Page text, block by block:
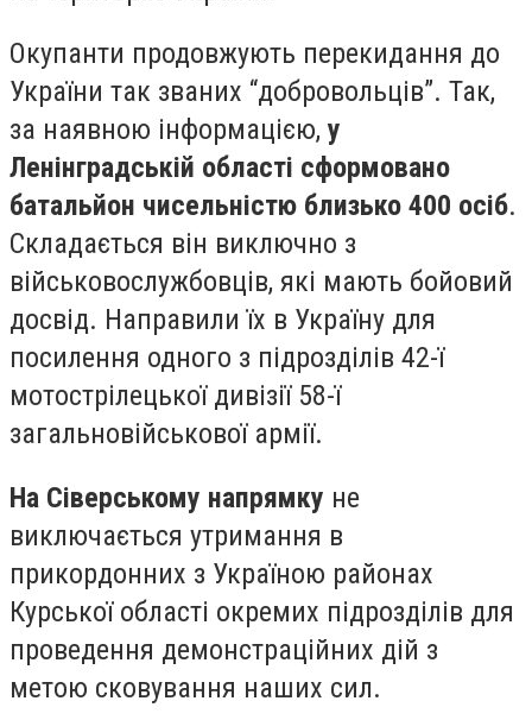
Окупанти продовжують перекидання до
України так званих “добровольців”. Так,
за наявною інформацією, у
Ленінградській області сформовано
батальйон чисельністю близько 400 осіб.
Складається він виключно з
військовослужбовців, які мають бойовий
досвід. Направили їх в Україну для
посилення одного з підрозділів 42-ї
мотострілецької дивізії 58-ї
загальновійськової армії.
На Сіверському напрямку не
виключається утримання в
прикордонних з Україною районах
Курської області окремих підрозділів для
проведення демонстраційних дій з
метою сковування наших сил.